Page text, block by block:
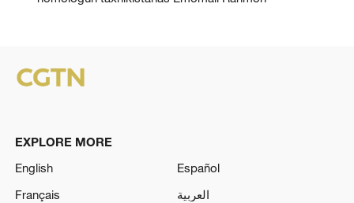
EXPLORE MORE
English
Español
Français
العربية